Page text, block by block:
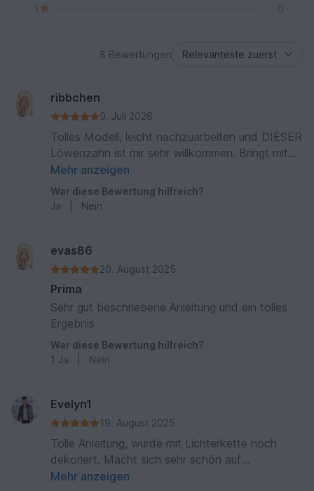
1 0
8 Bewertungen
ribbchen
9. Juli 2026
Tolles Modell, leicht nachzuarbeiten und DIESER
Löwenzahn ist mir sehr willkommen. Bringt mit
seinen leuchtenden Farbe "Leben" in die Stube.
Danke
Mehr anzeigen
War diese Bewertung hilfreich?
Ja
Nein
evas86
20. August 2025
Prima
Sehr gut beschriebene Anleitung und ein tolles
Ergebnis
War diese Bewertung hilfreich?
1 Ja Nein
Evelyn1
19. August 2025
Tolle Anleitung, wurde mit Lichterkette noch
dekoriert. Macht sich sehr schön auf
Wohnungstür
Mehr anzeigen